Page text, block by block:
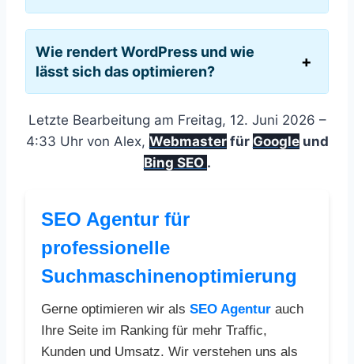
Wie rendert WordPress und wie
lässt sich das optimieren?
Letzte Bearbeitung am Freitag, 12. Juni 2026 –
4:33 Uhr von Alex, Webmasterfür Googleund
Bing SEO .
SEO Agentur für
professionelle
Suchmaschinenoptimierung
Gerne optimieren wir als SEO Agentur auch
Ihre Seite im Ranking für mehr Traffic,
Kunden und Umsatz. Wir verstehen uns als